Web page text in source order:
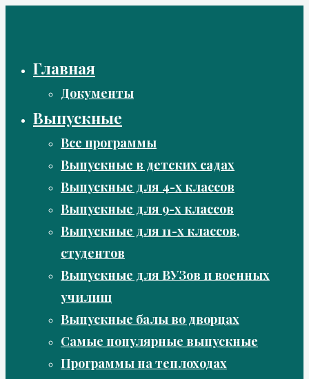
Главная
Документы
Выпускные
Все программы
Выпускные в детских садах
Выпускные для 4-х классов
Выпускные для 9-х классов
Выпускные для 11-х классов,
студентов
Выпускные для ВУЗов и военных
училищ
Выпускные балы во дворцах
Самые популярные выпускные
Программы на теплоходах